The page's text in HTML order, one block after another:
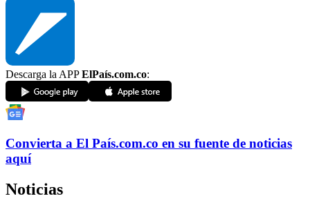
Descarga la APPElPaís.com.co:
Convierta a El País.com.co en su fuente de noticias
aquí
Noticias